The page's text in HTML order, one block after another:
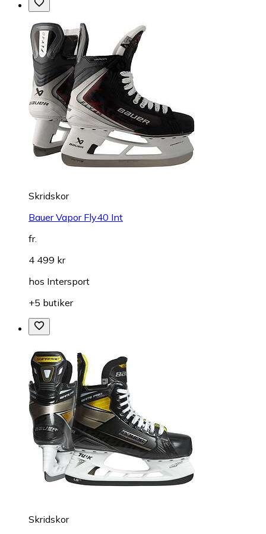
Skridskor
Bauer Vapor Fly40 Int
fr.
4 499 kr
hos Intersport
+5 butiker
Skridskor